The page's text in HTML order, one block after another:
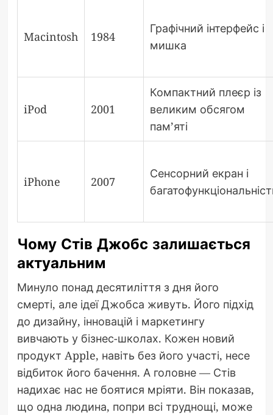
Macintosh 1984
Графічний інтерфейс і
мишка
iPod 2001
Компактний плеєр із
великим обсягом
пам’яті
iPhone 2007
Сенсорний екран і
Чому Стів Джобс залишається
актуальним
Минуло понад десятиліття з дня його
смерті, але ідеї Джобса живуть. Його підхід
до дизайну, інновацій і маркетингу
вивчають у бізнес-школах. Кожен новий
продукт Apple, навіть без його участі, несе
відбиток його бачення. А головне — Стів
надихає нас не боятися мріяти. Він показав,
що одна людина, попри всі труднощі, може